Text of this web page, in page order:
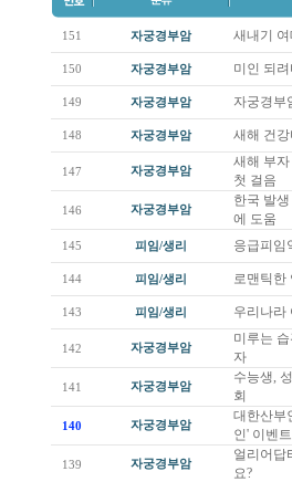
151 자궁경부암 새내기
150 자궁경부암 미인 되
149 자궁경부암 자궁경부
148 자궁경부암 새해 건
147 자궁경부암
새해 부
첫 걸음
146 자궁경부암
한국 발
에 도움
145 피임/생리 응급피임
144 피임/생리 로맨틱한
143 피임/생리 우리나라
142 자궁경부암
미루는
자
141 자궁경부암
수능생,
회
140 자궁경부암
대한산부
인' 이벤
139 자궁경부암
얼리어답
요?